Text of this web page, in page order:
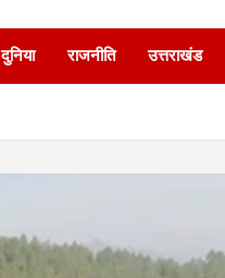
दुनिया राजनीति उत्तराखंड